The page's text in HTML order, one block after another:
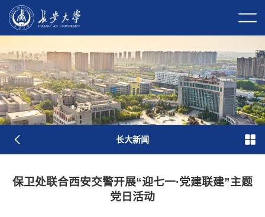
长大新闻
保卫处联合西安交警开展“迎七一·党建联建”主题
党日活动
图